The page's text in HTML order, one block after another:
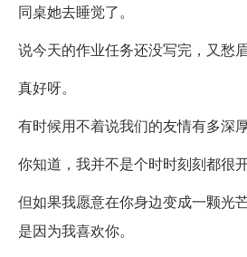
同桌她去睡觉了。
说今天的作业任务还没写完，又愁
真好呀。
有时候用不着说我们的友情有多深厚
你知道，我并不是个时时刻刻都很开
但如果我愿意在你身边变成一颗光
是因为我喜欢你。